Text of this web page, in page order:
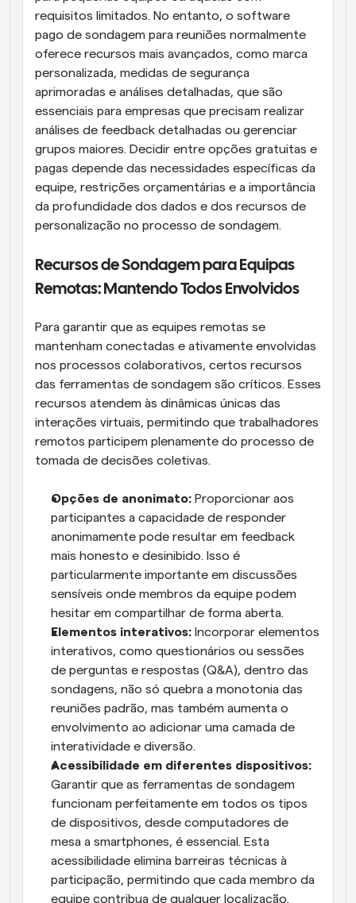
requisitos limitados. No entanto, o software
pago de sondagem para reuniões normalmente
oferece recursos mais avançados, como marca
personalizada, medidas de segurança
aprimoradas e análises detalhadas, que são
essenciais para empresas que precisam realizar
análises de feedback detalhadas ou gerenciar
grupos maiores. Decidir entre opções gratuitas e
pagas depende das necessidades específicas da
equipe, restrições orçamentárias e a importância
da profundidade dos dados e dos recursos de
personalização no processo de sondagem.
Recursos de Sondagem para Equipas
Remotas: Mantendo Todos Envolvidos
Para garantir que as equipes remotas se
mantenham conectadas e ativamente envolvidas
nos processos colaborativos, certos recursos
das ferramentas de sondagem são críticos. Esses
recursos atendem às dinâmicas únicas das
interações virtuais, permitindo que trabalhadores
remotos participem plenamente do processo de
tomada de decisões coletivas.
Opções de anonimato: Proporcionar aos
participantes a capacidade de responder
anonimamente pode resultar em feedback
mais honesto e desinibido. Isso é
particularmente importante em discussões
sensíveis onde membros da equipe podem
hesitar em compartilhar de forma aberta.
Elementos interativos: Incorporar elementos
interativos, como questionários ou sessões
de perguntas e respostas (Q&A), dentro das
sondagens, não só quebra a monotonia das
reuniões padrão, mas também aumenta o
envolvimento ao adicionar uma camada de
interatividade e diversão.
Acessibilidade em diferentes dispositivos:
Garantir que as ferramentas de sondagem
funcionam perfeitamente em todos os tipos
de dispositivos, desde computadores de
mesa a smartphones, é essencial. Esta
acessibilidade elimina barreiras técnicas à
participação, permitindo que cada membro da
equipe contribua de qualquer localização.